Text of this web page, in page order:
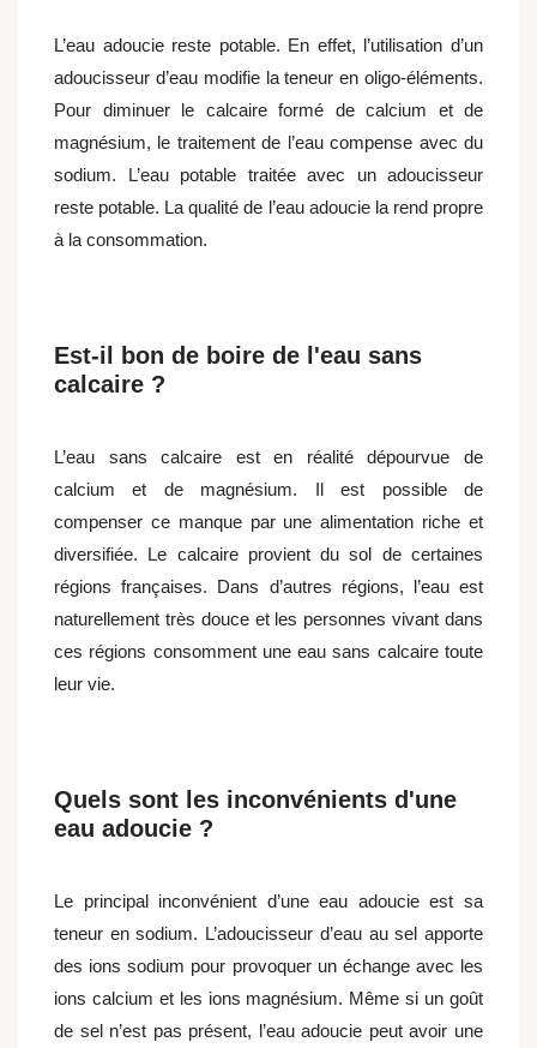
L’eau adoucie reste potable. En effet, l’utilisation d’un
adoucisseur d’eau modifie la teneur en oligo-éléments.
Pour diminuer le calcaire formé de calcium et de
magnésium, le traitement de l’eau compense avec du
sodium. L’eau potable traitée avec un adoucisseur
reste potable. La qualité de l’eau adoucie la rend propre
à la consommation.
Est-il bon de boire de l'eau sans
calcaire ?
L’eau sans calcaire est en réalité dépourvue de
calcium et de magnésium. Il est possible de
compenser ce manque par une alimentation riche et
diversifiée. Le calcaire provient du sol de certaines
régions françaises. Dans d’autres régions, l’eau est
naturellement très douce et les personnes vivant dans
ces régions consomment une eau sans calcaire toute
leur vie.
Quels sont les inconvénients d'une
eau adoucie ?
Le principal inconvénient d’une eau adoucie est sa
teneur en sodium. L’adoucisseur d’eau au sel apporte
des ions sodium pour provoquer un échange avec les
ions calcium et les ions magnésium. Même si un goût
de sel n’est pas présent, l’eau adoucie peut avoir une